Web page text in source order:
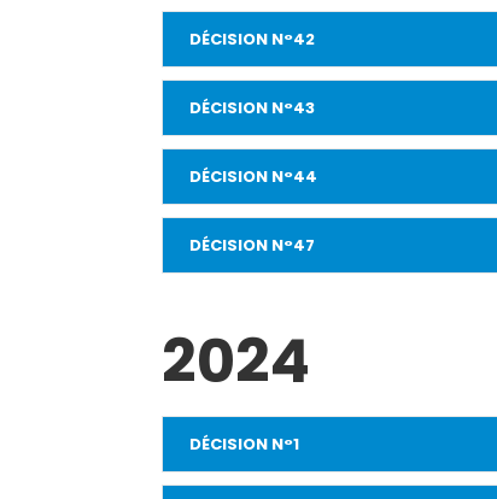
DÉCISION N°42
DÉCISION N°43
DÉCISION N°44
DÉCISION N°47
2024
DÉCISION N°1